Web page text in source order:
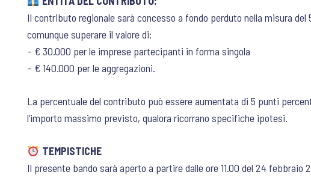
Il contributo regionale sarà concesso a fondo perduto nella misura
comunque superare il valore di:
– € 30.000 per le imprese partecipanti in forma singola
– € 140.000 per le aggregazioni.
La percentuale del contributo può essere aumentata di 5 punti
l’importo massimo previsto, qualora ricorrano specifiche ipotesi.
TEMPISTICHE
Il presente bando sarà aperto a partire dalle ore 11.00 del 24 febbraio